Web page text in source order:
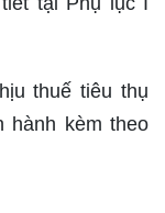
thuế tiêu thụ
hành kèm theo